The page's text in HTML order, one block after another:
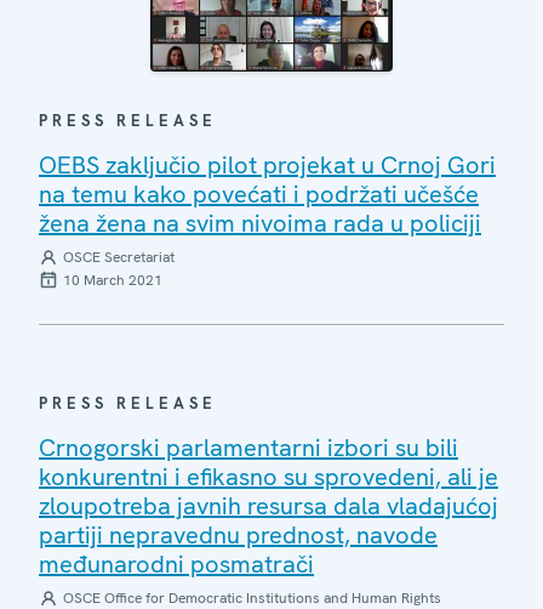
PRESS RELEASE
OEBS zaključio pilot projekat u Crnoj Gori
na temu kako povećati i podržati učešće
žena žena na svim nivoima rada u policiji
OSCE Secretariat
10 March 2021
PRESS RELEASE
Crnogorski parlamentarni izbori su bili
konkurentni i efikasno su sprovedeni, ali je
zloupotreba javnih resursa dala vladajućoj
partiji nepravednu prednost, navode
međunarodni posmatrači
OSCE Office for Democratic Institutions and Human Rights